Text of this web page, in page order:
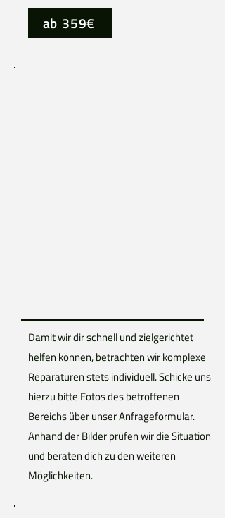
ab 359€
Damit wir dir schnell und zielgerichtet
helfen können, betrachten wir komplexe
Reparaturen stets individuell. Schicke uns
hierzu bitte Fotos des betroffenen
Bereichs über unser Anfrageformular.
Anhand der Bilder prüfen wir die Situation
und beraten dich zu den weiteren
Möglichkeiten.